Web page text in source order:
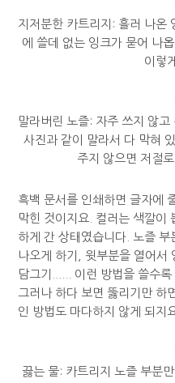
지저분한 카트리지: 흘러 나온
에 쓸데 없는 잉크가 묻어 나
이렇
말라버린 노즐: 자주 쓰지 않
사진과 같이 말라서 다 막혀
주지 않으면 저절
흑백 문서를 인쇄하면 글자에
막힌 것이지요. 컬러는 색깔이
하게 간 상태였습니다. 노즐 부
나오게 하기, 윗부분을 열어서
담그기...... 이런 방법을 쓸수
그러나 하다 보면 뚫리기만 하
인 방법도 마다하지 않게 되지
끓는 물: 카트리지 노즐 부분